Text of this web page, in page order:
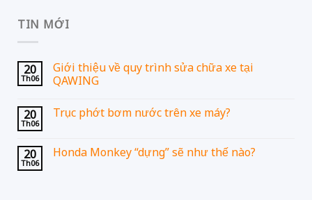
TIN MỚI
20
Th06
Giới thiệu về quy trình sửa chữa xe tại
QAWING
20
Th06
Trục phớt bơm nước trên xe máy?
20
Th06
Honda Monkey “dựng” sẽ như thế nào?